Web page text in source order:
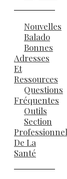
Nouvelles
Balado
Bonnes
Adresses
Et
Ressources
Questions
Fréquentes
Outils
Section
De La
Santé